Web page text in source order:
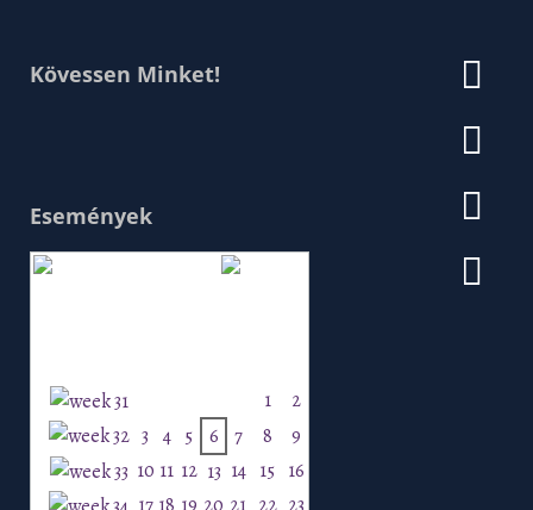
Kövessen Minket!
Események
1
2
3 4 5 6 7 8
9
10 11 12 13 14 15 16